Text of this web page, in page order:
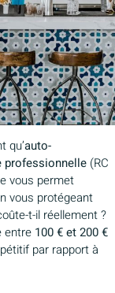
qu’auto-
professionnelle (RC
vous permet
vous protégeant
t-il réellement ?
entre 100 € et 200 €
par rapport à